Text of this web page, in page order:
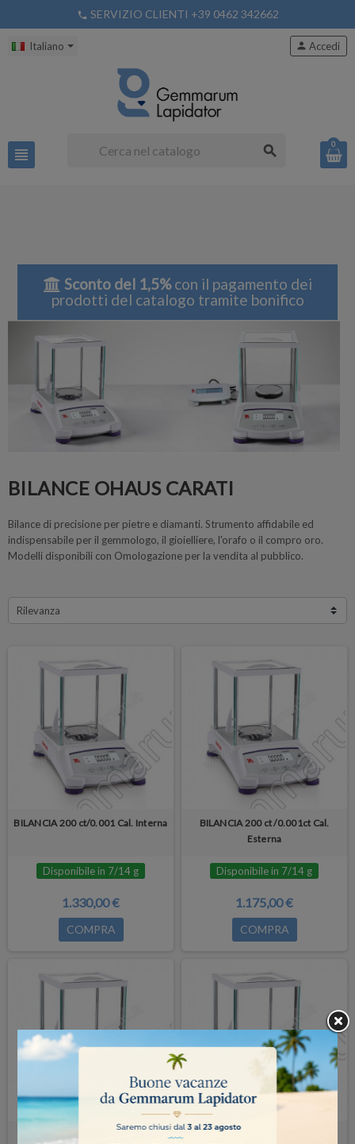
phone SERVIZIO CLIENTI +39 0462 342662
Italiano
view_headline search
person Accedi
0
Sconto del 1,5%con il pagamento dei
prodotti del catalogo tramite bonifico
BILANCE OHAUS CARATI
Bilance di precisione per pietre e diamanti. Strumento affidabile ed
indispensabile per il gemmologo, il gioielliere, l'orafo o il compro oro.
Modelli disponibili con Omologazione per la vendita al pubblico.
Rilevanza
BILANCIA 200 ct/0.001 Cal. Interna
Disponibile in 7/14 g
1.330,00 €
COMPRA
BILANCIA 200 ct /0.001ct Cal.
Esterna
Disponibile in 7/14 g
1.175,00 €
COMPRA
BILANCIA 800 ct/0.001ct